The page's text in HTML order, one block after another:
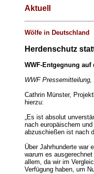
Aktuell
Wölfe in Deutschland
Herdenschutz
WWF-Entgegnung
WWF Pressemitteilung,
Cathrin Münster,
hierzu:
„Es ist absolut
nach europäischem
abzuschießen ist nach
Über Jahrhunderte war
warum es
allem, da wir im
Verfügung haben, um